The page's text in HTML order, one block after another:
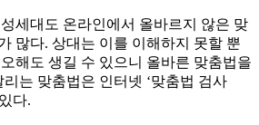
세대도 온라인에서 올바르지 않은 맞
많다. 상대는 이를 이해하지 못할 뿐
해도 생길 수 있으니 올바른 맞춤법을
는 맞춤법은 인터넷 ‘맞춤법 검사
다.